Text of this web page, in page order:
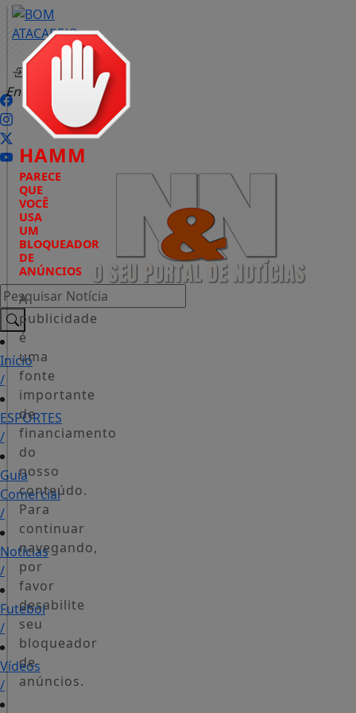
Entrar
Pesquisar Notícia
Início
/
ESPORTES
/
Guia
Comercial
/
Notícias
/
Futebol
/
Vídeos
/
HAMM
PARECE
QUE
VOCÊ
USA
UM
BLOQUEADOR
DE
ANÚNCIOS
A
publicidade
é
uma
fonte
importante
de
financiamento
do
nosso
conteúdo.
Para
continuar
navegando,
por
favor
desabilite
seu
bloqueador
de
anúncios.